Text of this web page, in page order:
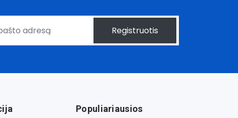
Registruotis
Populiariausios